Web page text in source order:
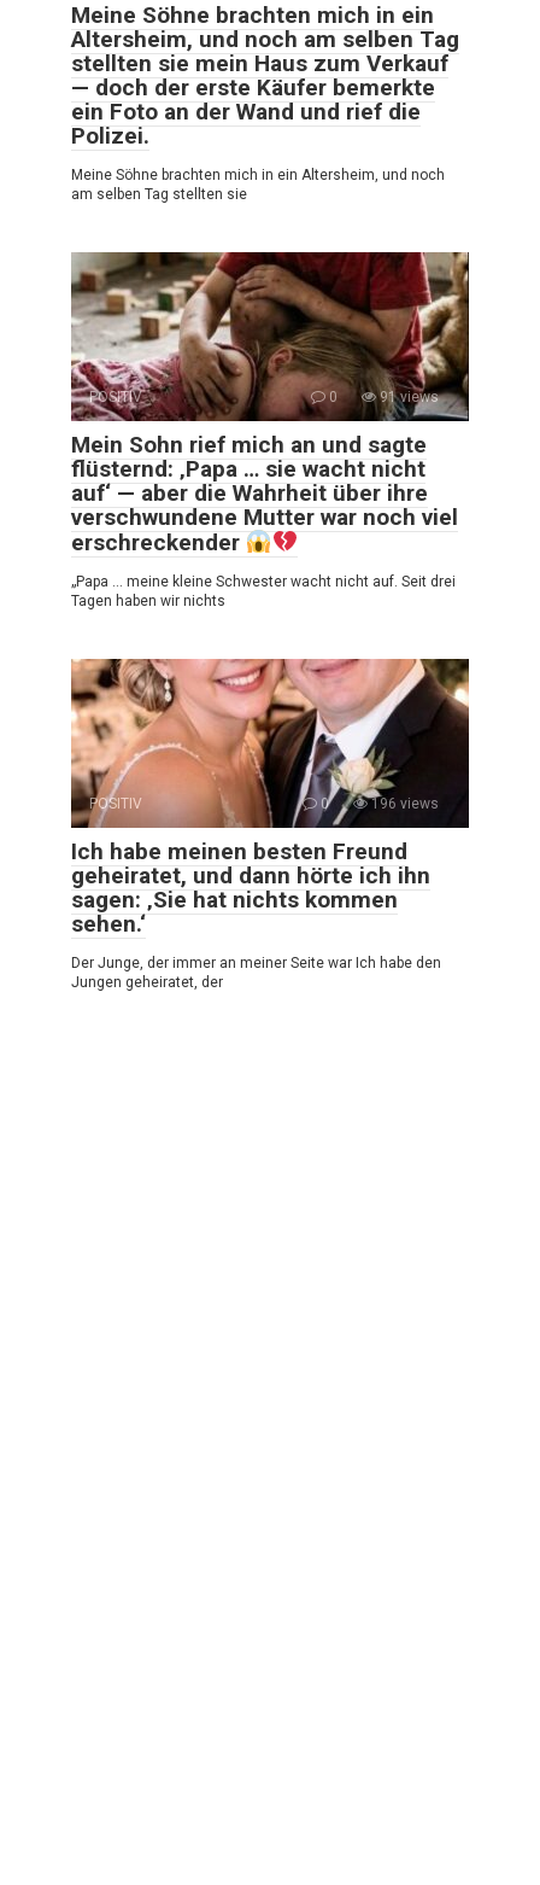
Meine Söhne brachten mich in ein
Altersheim, und noch am selben Tag
stellten sie mein Haus zum Verkauf
— doch der erste Käufer bemerkte
ein Foto an der Wand und rief die
Polizei.
Meine Söhne brachten mich in ein Altersheim, und noch
am selben Tag stellten sie
POSITIV 0 91 views
Mein Sohn rief mich an und sagte
flüsternd: ‚Papa … sie wacht nicht
auf‘ — aber die Wahrheit über ihre
verschwundene Mutter war noch viel
erschreckender
„Papa … meine kleine Schwester wacht nicht auf. Seit drei
Tagen haben wir nichts
POSITIV 0 196 views
Ich habe meinen besten Freund
geheiratet, und dann hörte ich ihn
sagen: ‚Sie hat nichts kommen
sehen.‘
Der Junge, der immer an meiner Seite war Ich habe den
Jungen geheiratet, der